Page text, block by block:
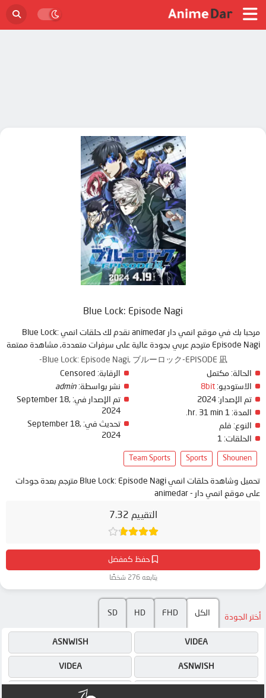
التقييم 7.32
حفظ كمفضل
يتابعه 276 شخصًا
Blue Lock: Episode Nagi
مرحبا بك في موقع انمي دار animedar نقدم لك حلقات انمي Blue Lock:
Episode Nagi مترجم عربي بجودة عالية على سرفرات متعددة, مشاهدة ممتعة
Blue Lock: Episode Nagi, ブルーロック-EPISODE 凪-
الحالة: مكتمل
الاستوديو: 8bit
تم الإصدار:
المدة:
النوع: فلم
الحلقات:
الرقابة:
نشر بواسطة: admin
تم الإصدار في: September 18,
2024
تحديث في: September 18,
2024
Shounen
Sports
Team Sports
تحميل وشاهدة حلقات انمي Blue Lock: Episode Nagi مترجم بعدة جودات
على موقع انمي دار - animedar
أختر الجودة الكل FHD
HD
SD
VIDEA
ASNWISH
ASNWISH
VIDEA
4SHARED